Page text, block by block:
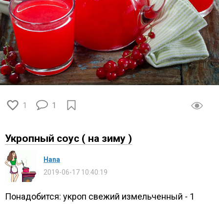
1 1
Укропный соус ( на зиму )
Нana
2019-06-17 10:40:19
Понадобится: укроп свежий измельченный - 1